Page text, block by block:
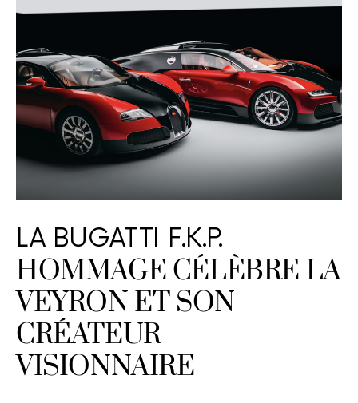
LA BUGATTI F.K.P.
HOMMAGE CÉLÈBRE LA
VEYRON ET SON
CRÉATEUR
VISIONNAIRE